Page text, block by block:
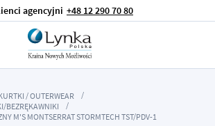
agencyjni +48 12 290 70 80
/ OUTERWEAR
BEZRĘKAWNIKI
M'S MONTSERRAT STORMTECH TST/PDV-1